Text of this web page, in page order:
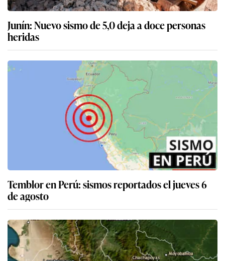
Junín: Nuevo sismo de 5,0 deja a doce personas
heridas
Temblor en Perú: sismos reportados el jueves 6
de agosto